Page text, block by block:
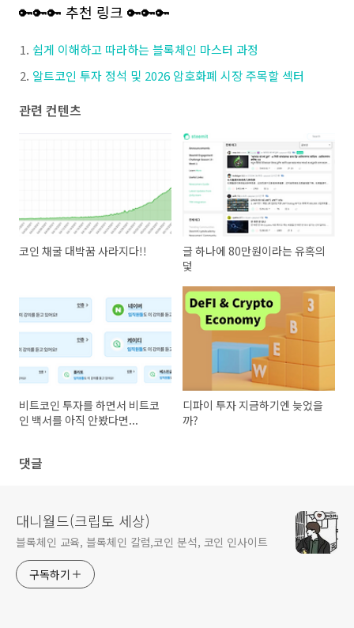
🔑🔑🔑 추천 링크 🔑🔑🔑
쉽게 이해하고 따라하는 블록체인 마스터 과정
알트코인 투자 정석 및 2026 암호화폐 시장 주목할 섹터
관련 컨텐츠
코인 채굴 대박꿈 사라지다!!
글 하나에 80만원이라는 유혹의
덫
비트코인 투자를 하면서 비트코
인 백서를 아직 안봤다면...
디파이 투자 지금하기엔 늦었을
까?
댓글
대니월드(크립토 세상)
블록체인 교육, 블록체인 칼럼,코인 분석, 코인 인사이트
구독하기